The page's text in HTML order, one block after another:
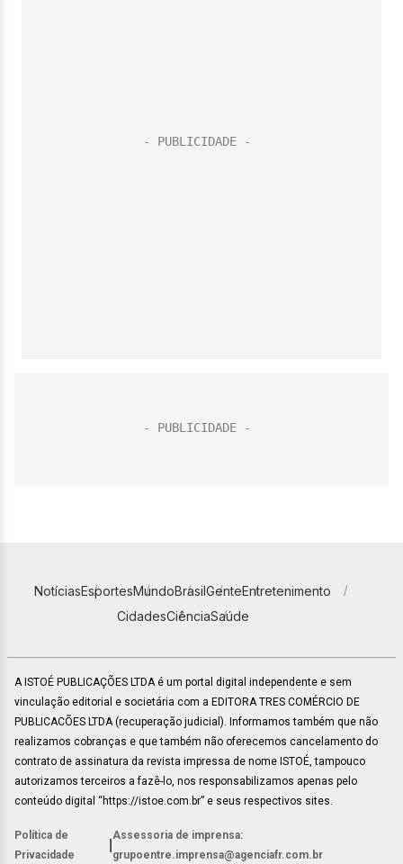
NotíciasEsportesMundoBrasilGenteEntretenimento
CidadesCiênciaSaúde
A ISTOÉ PUBLICAÇÕES LTDA é um portal digital independente e sem
vinculação editorial e societária com a EDITORA TRES COMÉRCIO DE
PUBLICACÕES LTDA (recuperação judicial). Informamos também que não
realizamos cobranças e que também não oferecemos cancelamento do
contrato de assinatura da revista impressa de nome ISTOÉ, tampouco
autorizamos terceiros a fazê-lo, nos responsabilizamos apenas pelo
conteúdo digital “https://istoe.com.br” e seus respectivos sites.
Política de
Privacidade
Assessoria de imprensa:
grupoentre.imprensa@agenciafr.com.br